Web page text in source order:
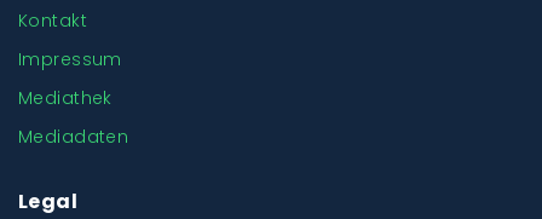
Kontakt
Impressum
Mediathek
Mediadaten
Legal